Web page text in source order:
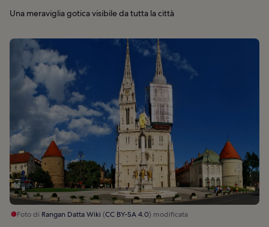
Una meraviglia gotica visibile da tutta la città
Foto di Rangan Datta Wiki (CC BY-SA 4.0) modificata